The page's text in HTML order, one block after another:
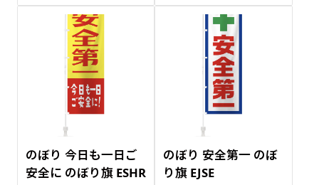
のぼり 今日も一日ご
安全に のぼり旗 ESHR
のぼり 安全第一 のぼ
り旗 EJSE